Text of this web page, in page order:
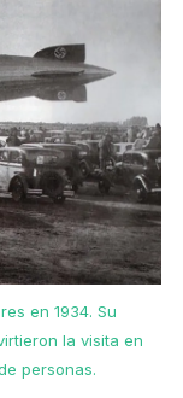
en 1934. Su
la visita en
personas.